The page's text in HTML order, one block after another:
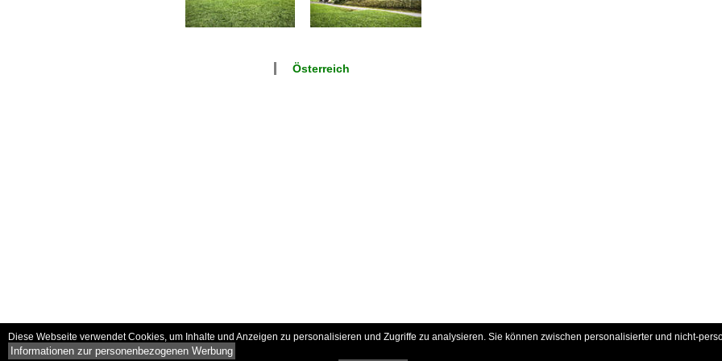
Österreich
Diese Webseite verwendet Cookies, um Inhalte und Anzeigen zu personalisieren und Zugriffe zu analysieren. Sie können zwischen personalisierter und nicht-
Informationen zur personenbezogenen Werbung